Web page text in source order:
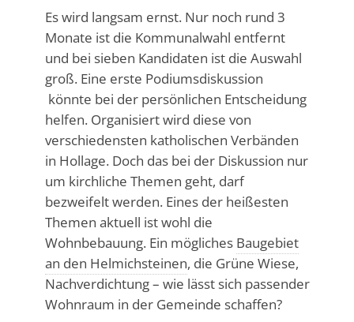
Es wird langsam ernst. Nur noch rund 3
Monate ist die Kommunalwahl entfernt
und bei sieben Kandidaten ist die Auswahl
groß. Eine erste Podiumsdiskussion
könnte bei der persönlichen Entscheidung
helfen. Organisiert wird diese von
verschiedensten katholischen Verbänden
in Hollage. Doch das bei der Diskussion nur
um kirchliche Themen geht, darf
bezweifelt werden. Eines der heißesten
Themen aktuell ist wohl die
Wohnbebauung. Ein mögliches Baugebiet
an den Helmichsteinen, die Grüne Wiese,
Nachverdichtung – wie lässt sich passender
Wohnraum in der Gemeinde schaffen?